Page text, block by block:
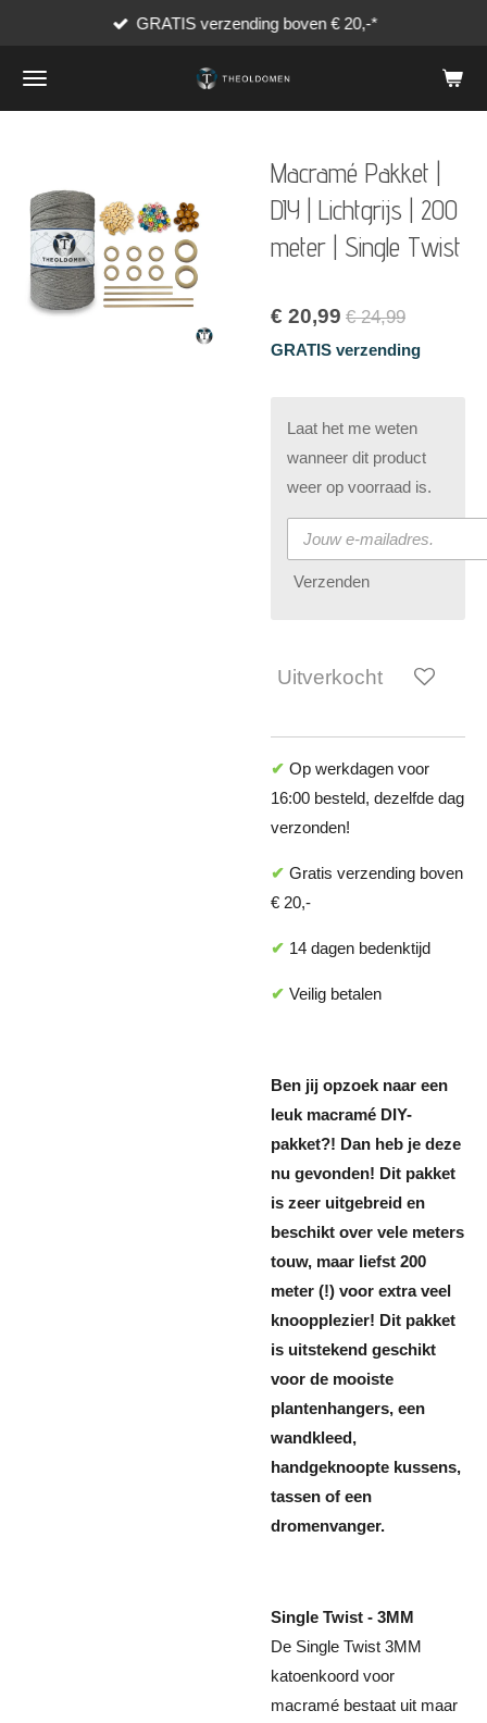
naar
de
GRATIS verzending boven € 20,-*
Macramé Pakket |
DIY | Lichtgrijs | 200
meter | Single Twist
€ 20,99 € 24,99
GRATIS verzending
Laat het me weten
wanneer dit product
weer op voorraad is.
Verzenden
Uitverkocht
✔ Op werkdagen voor
16:00 besteld, dezelfde dag
verzonden!
✔ Gratis verzending boven
€ 20,-
✔ 14 dagen bedenktijd
✔ Veilig betalen
Ben jij opzoek naar een
leuk macramé DIY-
pakket?! Dan heb je deze
nu gevonden! Dit pakket
is zeer uitgebreid en
beschikt over vele meters
touw, maar liefst 200
meter (!) voor extra veel
knoopplezier! Dit pakket
is uitstekend geschikt
voor de mooiste
plantenhangers, een
wandkleed,
handgeknoopte kussens,
tassen of een
dromenvanger.
Single Twist - 3MM
De Single Twist 3MM
katoenkoord voor
macramé bestaat uit maar